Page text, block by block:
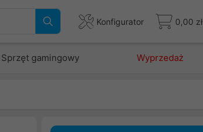
Konfigurator 0,00 zł
Sprzęt gamingowy Wyprzedaż